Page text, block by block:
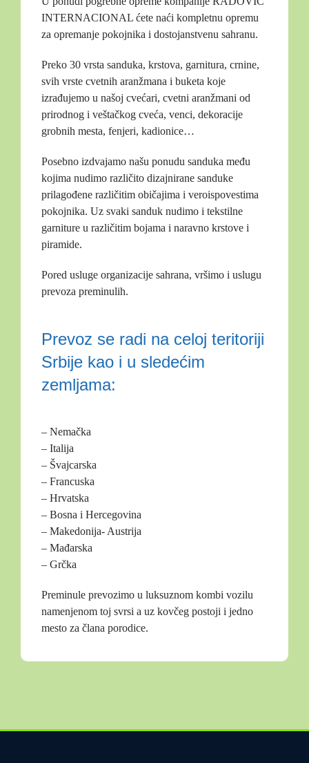
INTERNACIONAL ćete naći kompletnu opremu
za opremanje pokojnika i dostojanstvenu sahranu.
Preko 30 vrsta sanduka, krstova, garnitura, crnine,
svih vrste cvetnih aranžmana i buketa koje
izrađujemo u našoj cvećari, cvetni aranžmani od
prirodnog i veštačkog cveća, venci, dekoracije
grobnih mesta, fenjeri, kadionice…
Posebno izdvajamo našu ponudu sanduka među
kojima nudimo različito dizajnirane sanduke
prilagođene različitim običajima i veroispovestima
pokojnika. Uz svaki sanduk nudimo i tekstilne
garniture u različitim bojama i naravno krstove i
piramide.
Pored usluge organizacije sahrana, vršimo i uslugu
prevoza preminulih.
Prevoz se radi na celoj teritoriji
Srbije kao i u sledećim
zemljama:
– Nemačka
– Italija
– Švajcarska
– Francuska
– Hrvatska
– Bosna i Hercegovina
– Makedonija- Austrija
– Mađarska
– Grčka
Preminule prevozimo u luksuznom kombi vozilu
namenjenom toj svrsi a uz kovčeg postoji i jedno
mesto za člana porodice.